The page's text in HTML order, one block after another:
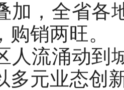
加，全省各
购销两旺。
流涌动到城
多元业态创